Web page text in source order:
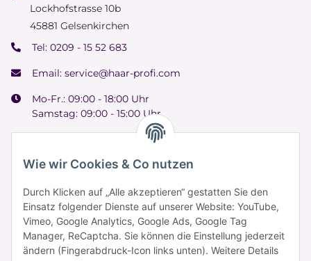
Wie wir Cookies & Co nutzen
Durch Klicken auf „Alle akzeptieren“ gestatten Sie den
Einsatz folgender Dienste auf unserer Website: YouTube,
Vimeo, Google Analytics, Google Ads, Google Tag
Manager, ReCaptcha. Sie können die Einstellung jederzeit
ändern (Fingerabdruck-Icon links unten). Weitere Details
Lockhofstrasse 10b
45881 Gelsenkirchen
Tel: 0209 - 15 52 683
Email: service@haar-profi.com
Mo-Fr.: 09:00 - 18:00 Uhr
Samstag: 09:00 - 15:00 Uhr
Informationen
Zahlung & Versand